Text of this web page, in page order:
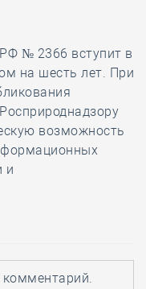
№ 2366 вступит в
на шесть лет. При
возможность
и
комментарий.